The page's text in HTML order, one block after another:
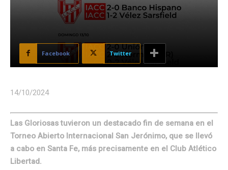
Facebook Twitter
14/10/2024
Las Gloriosas tuvieron un destacado fin de semana en el
Torneo Abierto Internacional San Jerónimo, que se llevó
a cabo en Santa Fe, más precisamente en el Club Atlético
Libertad.